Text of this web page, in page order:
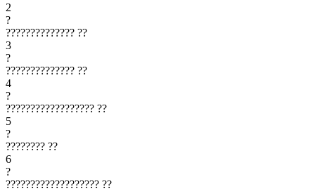
2
?
?????????????? ??
3
?
?????????????? ??
4
?
?????????????????? ??
5
?
???????? ??
6
?
??????????????????? ??